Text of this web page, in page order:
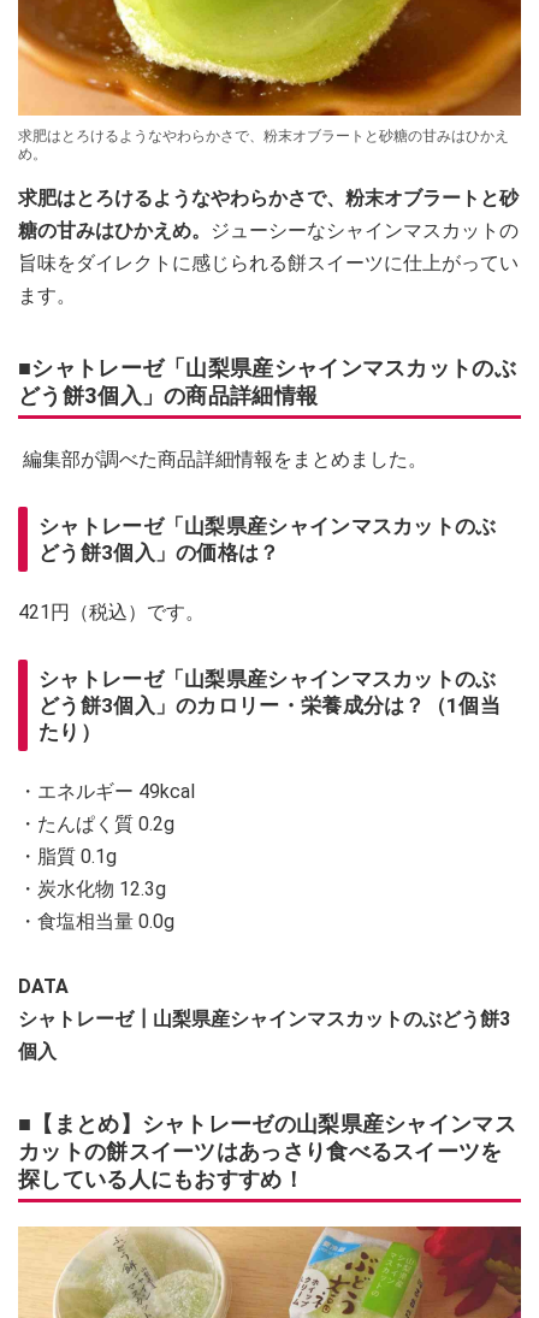
求肥はとろけるようなやわらかさで、粉末オブラートと砂糖の甘みはひかえ
め。
求肥はとろけるようなやわらかさで、粉末オブラートと砂
糖の甘みはひかえめ。
ジューシーなシャインマスカットの
旨味をダイレクトに感じられる餅スイーツに仕上がってい
ます。
■シャトレーゼ「山梨県産シャインマスカットのぶ
どう餅3個入」の商品詳細情報
編集部が調べた商品詳細情報をまとめました。
シャトレーゼ「山梨県産シャインマスカットのぶ
どう餅3個入」の価格は？
421円（税込）です。
シャトレーゼ「山梨県産シャインマスカットのぶ
どう餅3個入」のカロリー・栄養成分は？（1個当
たり）
・エネルギー 49kcal
・たんぱく質 0.2g
・脂質 0.1g
・炭水化物 12.3g
・食塩相当量 0.0g
DATA
シャトレーゼ┃山梨県産シャインマスカットのぶどう餅3
個入
■【まとめ】シャトレーゼの山梨県産シャインマス
カットの餅スイーツはあっさり食べるスイーツを
探している人にもおすすめ！